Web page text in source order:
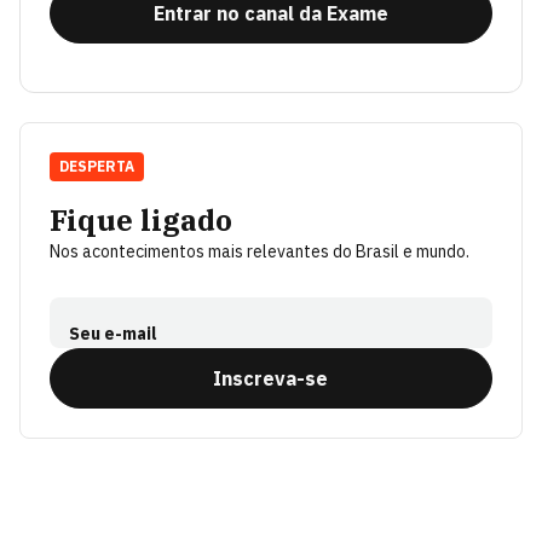
Entrar no canal da Exame
Fique ligado
Nos acontecimentos mais relevantes do Brasil e mundo.
Seu e-mail
Inscreva-se
DESPERTA